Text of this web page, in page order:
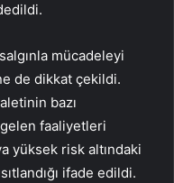
mücadeleyi
de dikkat çekildi.
bazı
faaliyetleri
yüksek risk altındaki
ifade edildi.